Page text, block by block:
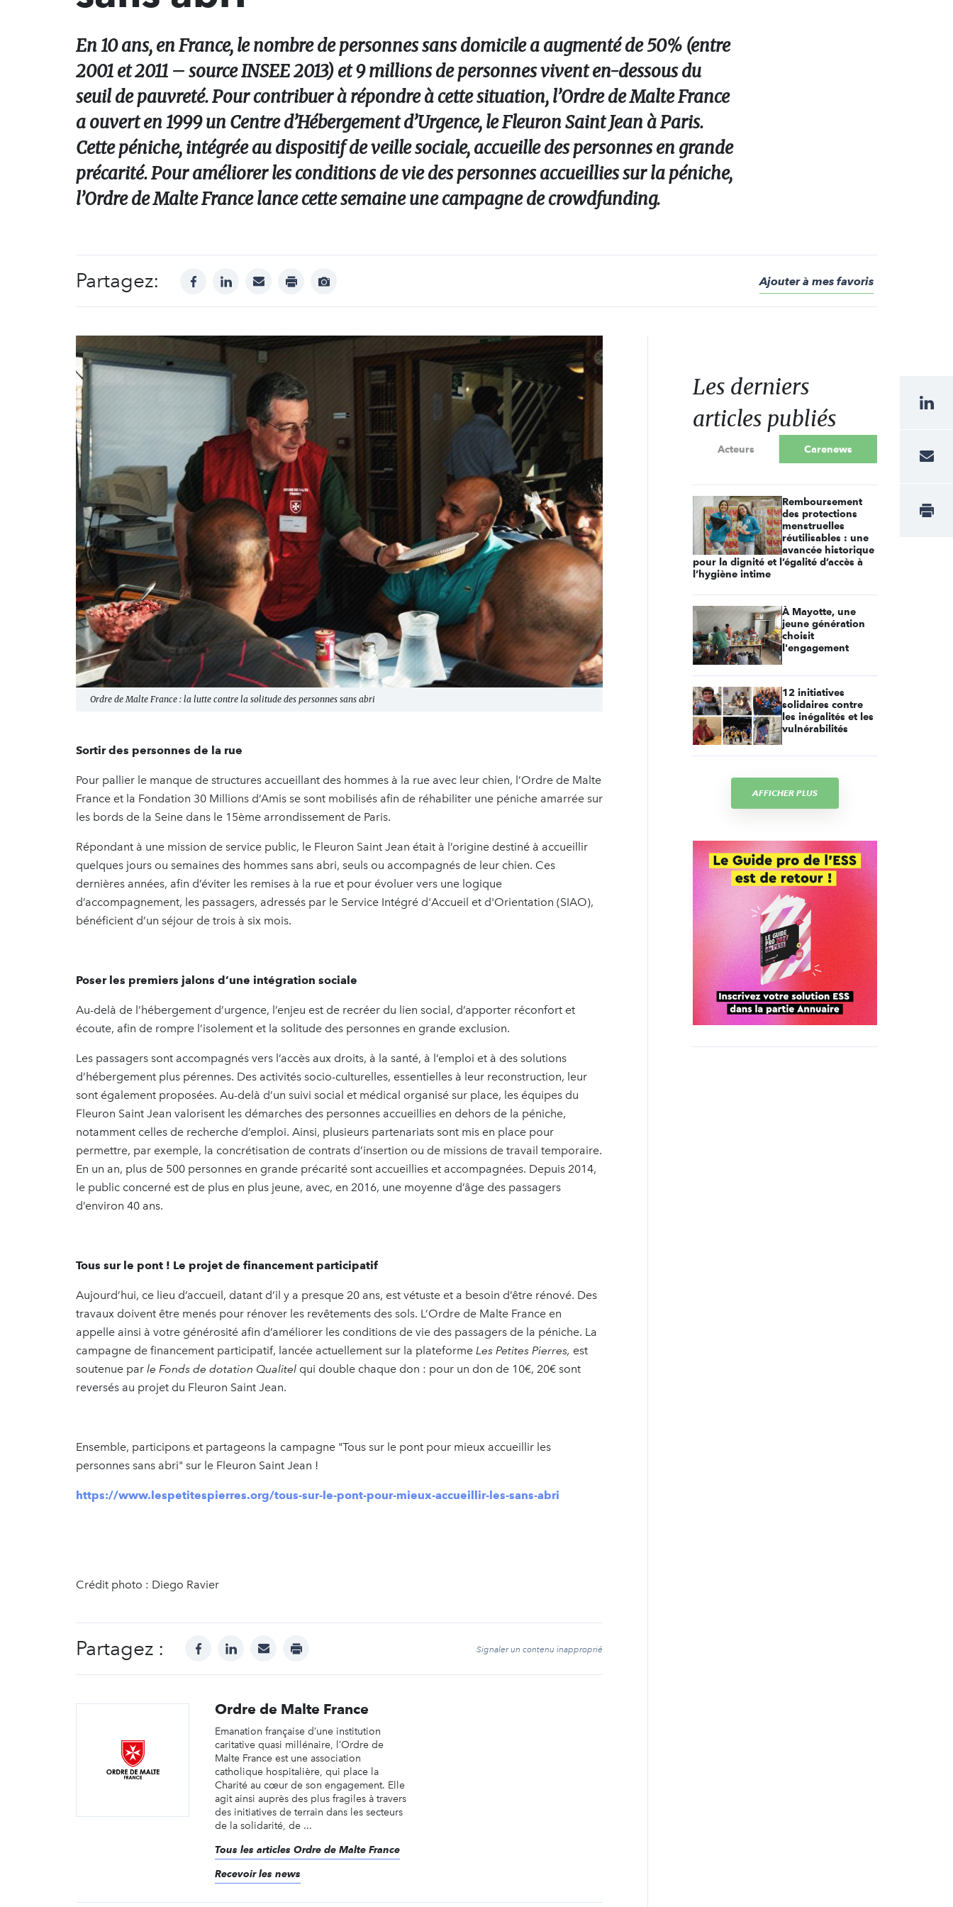
En 10 ans, en France, le nombre de personnes sans domicile a augmenté de 50% (entre
2001 et 2011 – source INSEE 2013) et 9 millions de personnes vivent en-dessous du
seuil de pauvreté. Pour contribuer à répondre à cette situation, l’Ordre de Malte France
a ouvert en 1999 un Centre d’Hébergement d’Urgence, le Fleuron Saint Jean à Paris.
Cette péniche, intégrée au dispositif de veille sociale, accueille des personnes en grande
précarité. Pour améliorer les conditions de vie des personnes accueillies sur la péniche,
l’Ordre de Malte France lance cette semaine une campagne de crowdfunding.
Partagez: facebooklinkedinmail print
Afficher
Ajouter à mes favoris
Ordre de Malte France : la lutte contre la solitude des personnes sans abri
Sortir des personnes de la rue
Pour pallier le manque de structures accueillant des hommes à la rue avec leur chien, l’Ordre de Malte
France et la Fondation 30 Millions d’Amis se sont mobilisés afin de réhabiliter une péniche amarrée sur
les bords de la Seine dans le 15ème arrondissement de Paris.
Répondant à une mission de service public, le Fleuron Saint Jean était à l’origine destiné à accueillir
quelques jours ou semaines des hommes sans abri, seuls ou accompagnés de leur chien. Ces
dernières années, afin d’éviter les remises à la rue et pour évoluer vers une logique
d’accompagnement, les passagers, adressés par le Service Intégré d'Accueil et d'Orientation (SIAO),
bénéficient d’un séjour de trois à six mois.
Poser les premiers jalons d’une intégration sociale
Au-delà de l’hébergement d’urgence, l’enjeu est de recréer du lien social, d’apporter réconfort et
écoute, afin de rompre l’isolement et la solitude des personnes en grande exclusion.
Les passagers sont accompagnés vers l’accès aux droits, à la santé, à l‘emploi et à des solutions
d’hébergement plus pérennes. Des activités socio-culturelles, essentielles à leur reconstruction, leur
sont également proposées. Au-delà d’un suivi social et médical organisé sur place, les équipes du
Fleuron Saint Jean valorisent les démarches des personnes accueillies en dehors de la péniche,
notamment celles de recherche d’emploi. Ainsi, plusieurs partenariats sont mis en place pour
permettre, par exemple, la concrétisation de contrats d’insertion ou de missions de travail temporaire.
En un an, plus de 500 personnes en grande précarité sont accueillies et accompagnées. Depuis 2014,
le public concerné est de plus en plus jeune, avec, en 2016, une moyenne d’âge des passagers
d’environ 40 ans.
Tous sur le pont ! Le projet de financement participatif
Aujourd’hui, ce lieu d’accueil, datant d’il y a presque 20 ans, est vétuste et a besoin d’être rénové. Des
travaux doivent être menés pour rénover les revêtements des sols. L’Ordre de Malte France en
appelle ainsi à votre générosité afin d’améliorer les conditions de vie des passagers de la péniche. La
campagne de financement participatif, lancée actuellement sur la plateforme Les Petites Pierres, est
soutenue par le Fonds de dotation Qualitel qui double chaque don : pour un don de 10€, 20€ sont
reversés au projet du Fleuron Saint Jean.
Ensemble, participons et partageons la campagne "Tous sur le pont pour mieux accueillir les
personnes sans abri" sur le Fleuron Saint Jean !
https://www.lespetitespierres.org/tous-sur-le-pont-pour-mieux-accueillir-les-sans-abri
Crédit photo : Diego Ravier
Partagez : facebooklinkedinmail print Signaler un contenu inapproprié
Ordre de Malte France
Emanation française d’une institution
caritative quasi millénaire, l’Ordre de
Malte France est une association
catholique hospitalière, qui place la
Charité au cœur de son engagement. Elle
agit ainsi auprès des plus fragiles à travers
des initiatives de terrain dans les secteurs
de la solidarité, de ...
Tous les articles Ordre de Malte France
Recevoir les news
Les derniers
articles publiés
Acteurs Carenews
Remboursement
des protections
menstruelles
réutilisables : une
avancée historique
pour la dignité et l’égalité d’accès à
l’hygiène intime
À Mayotte, une
jeune génération
choisit
l'engagement
12 initiatives
solidaires contre
les inégalités et les
vulnérabilités
AFFICHER PLUS